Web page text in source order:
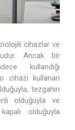
cihazlar ve
Ancak bir
kullandığı
cihazı kullanan
tezgahın
olduğuyla ve
olduğuyla